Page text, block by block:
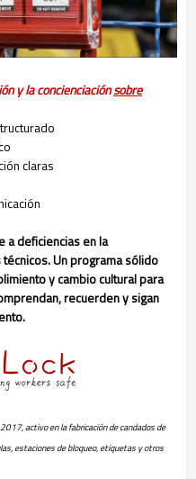
y la concienciaciónsobre
claras
a deficiencias en la
Un programa sólido
y cambio cultural para
recuerden y sigan
activo en la fabricación de candados de
estaciones de bloqueo, etiquetas y otros